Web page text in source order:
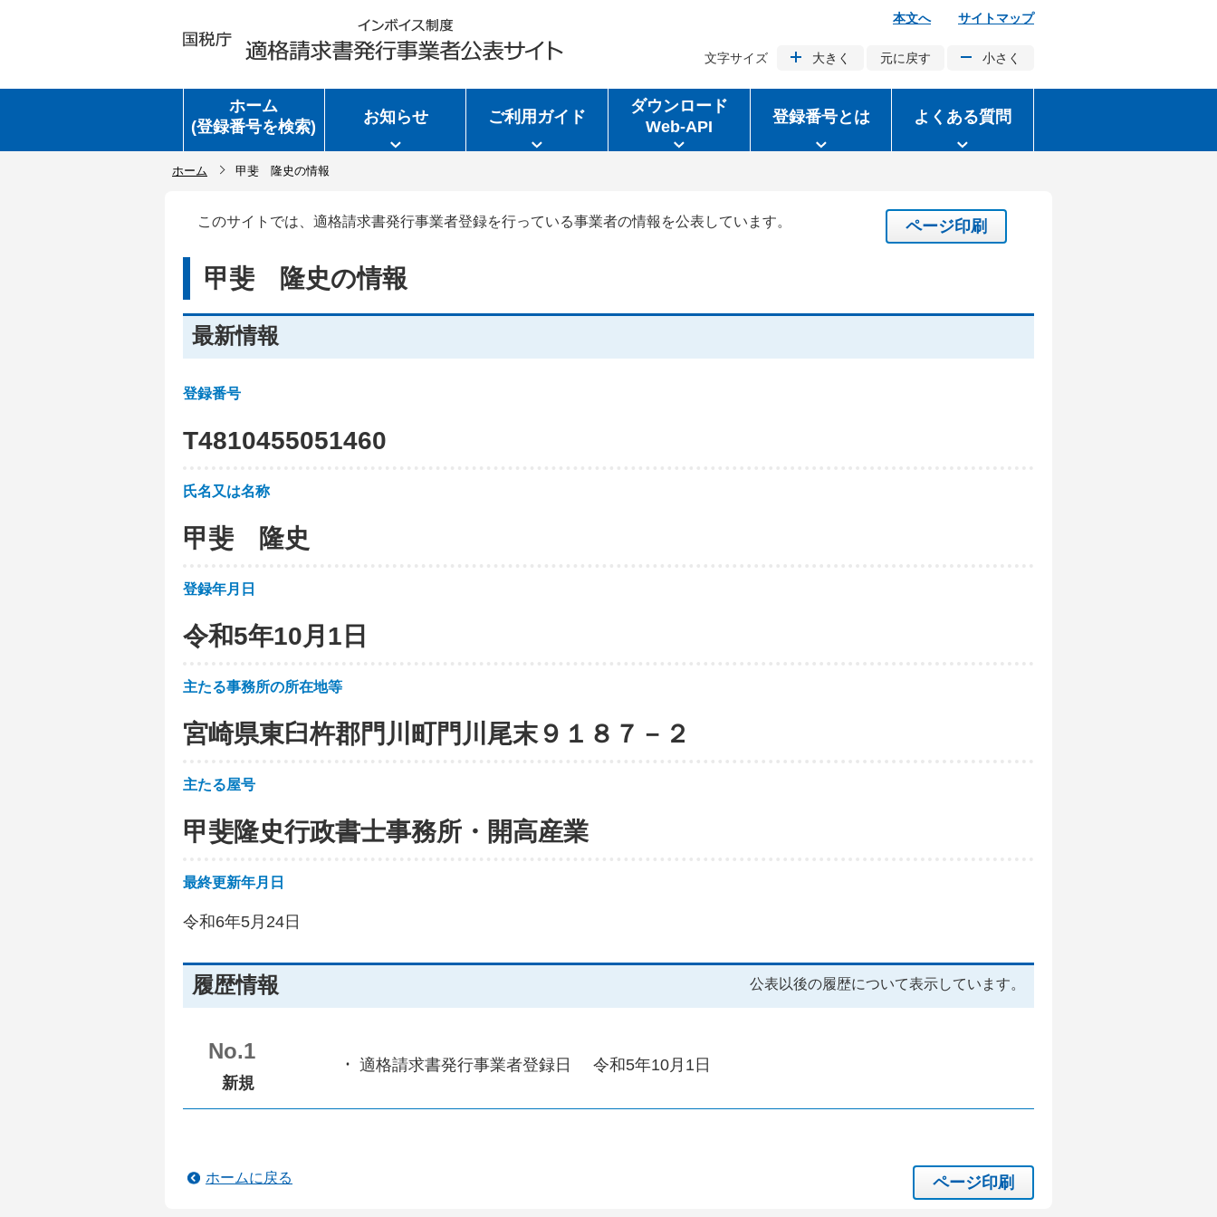
本文へ サイトマップ
文字サイズ 大きく 元に戻す 小さく
ホーム
(登録番号を検索)
お知らせ ご利用ガイド
ダウンロード
Web-API
登録番号とは よくある質問
ホーム 甲斐 隆史の情報
このサイトでは、適格請求書発行事業者登録を行っている事業者の情報を公表しています。 ページ印刷
甲斐 隆史の情報
最新情報
登録番号
T4810455051460
氏名又は名称
甲斐 隆史
登録年月日
令和5年10月1日
主たる事務所の所在地等
宮崎県東臼杵郡門川町門川尾末９１８７－２
主たる屋号
甲斐隆史行政書士事務所・開高産業
最終更新年月日
令和6年5月24日
履歴情報 公表以後の履歴について表示しています。
No.1
新規
適格請求書発行事業者登録日 令和5年10月1日
ページ印刷
ホームに戻る